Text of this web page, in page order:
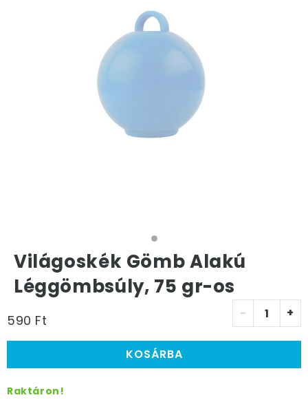
Világoskék Gömb Alakú
Léggömbsúly, 75 gr-os
590 Ft - +
KOSÁRBA
Raktáron!